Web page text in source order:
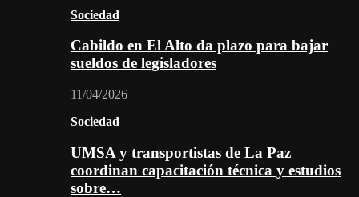
Sociedad
Cabildo en El Alto da plazo para bajar
sueldos de legisladores
11/04/2026
Sociedad
UMSA y transportistas de La Paz
coordinan capacitación técnica y estudios
sobre…